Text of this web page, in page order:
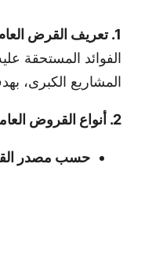
1. تعريف القرض العام:
الفوائد المستحقة
المشاريع الكبرى،
2. أنواع القروض العامة:
حسب مصدر